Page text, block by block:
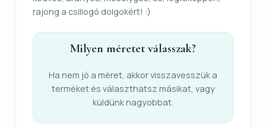
rajong a csillogó dolgokért! :)
Milyen méretet válasszak?
Ha nem jó a méret, akkor visszavesszük a
terméket és választhatsz másikat, vagy
küldünk nagyobbat.